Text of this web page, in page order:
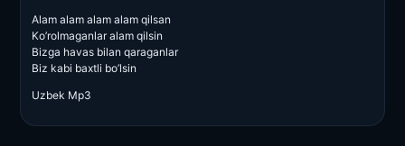
Alam alam alam alam qilsan
Ko’rolmaganlar alam qilsin
Bizga havas bilan qaraganlar
Biz kabi baxtli bo’lsin
Uzbek Mp3